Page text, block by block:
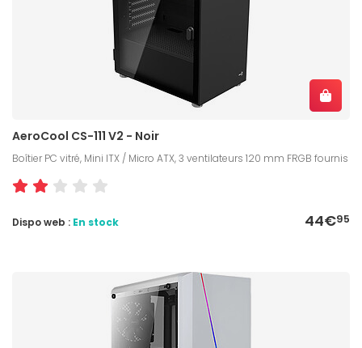
AeroCool CS-111 V2 - Noir
Boîtier PC vitré, Mini ITX / Micro ATX, 3 ventilateurs 120 mm FRGB fournis
44€95
Dispo web : En stock